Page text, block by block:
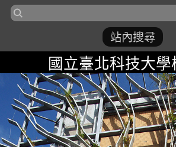
國立臺北科技大學